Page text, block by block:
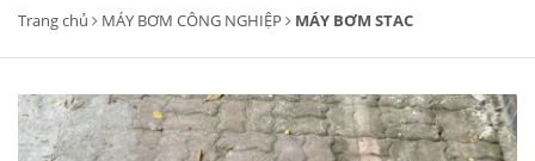
Trang chủ MÁY BƠM CÔNG NGHIỆP MÁY BƠM STAC